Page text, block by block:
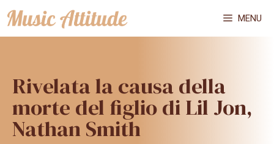
Vai
al
MENU
Rivelata la causa della
morte del figlio di Lil Jon,
Nathan Smith